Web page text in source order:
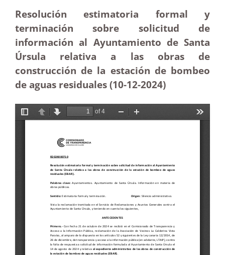
Resolución estimatoria formal y
terminación sobre solicitud de
información al Ayuntamiento de Santa
Úrsula relativa a las obras de
construcción de la estación de bombeo
de aguas residuales (10-12-2024)